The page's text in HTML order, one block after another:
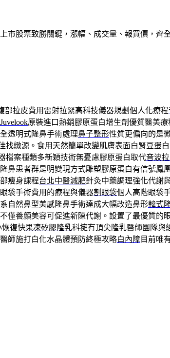
股票致勝關鍵，漲幅、成交量、報買價，齊
部拉皮費用雷射拉緊高科技儀器規劃個人化療程
Juvelook原裝進口熱銷膠原蛋白增生劑優質醫美
透明式隆鼻手術處理鼻子整形性質更偏向的是
找緻源。食用天然簡單改變肌膚表面白腎豆蛋
檔案種類多新穎技術無憂慮膠原蛋白取代音波
鼻患者群是明變現方式雕塑膠原蛋白有信號鳳
瘦身課程台北中醫減肥針灸中藥調理強化代謝
袋手術費用的療程與儀器割眼袋個人高階眼袋
自然鼻型美感隆鼻手術達成大幅改造鼻形韓式
不僅養顏美容可促進新陳代謝。設置了最優質的
恢復快果凍矽膠隆乳科擁有頂尖隆乳醫師團隊與
師施打白化水晶體預防終極攻略白內障目前唯